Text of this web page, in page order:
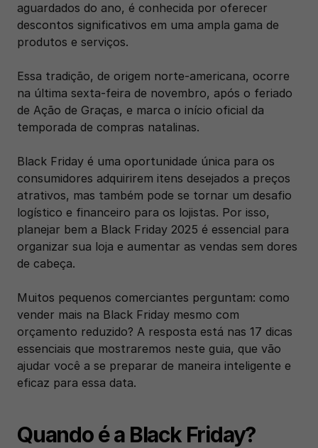
aguardados do ano, é conhecida por oferecer
descontos significativos em uma ampla gama de
produtos e serviços.
Essa tradição, de origem norte-americana, ocorre
na última sexta-feira de novembro, após o feriado
de Ação de Graças, e marca o início oficial da
temporada de compras natalinas.
Black Friday é uma oportunidade única para os
consumidores adquirirem itens desejados a preços
atrativos, mas também pode se tornar um desafio
logístico e financeiro para os lojistas. Por isso,
planejar bem a Black Friday 2025 é essencial para
organizar sua loja e aumentar as vendas sem dores
de cabeça.
Muitos pequenos comerciantes perguntam: como
vender mais na Black Friday mesmo com
orçamento reduzido? A resposta está nas 17 dicas
essenciais que mostraremos neste guia, que vão
ajudar você a se preparar de maneira inteligente e
eficaz para essa data.
Quando é a Black Friday?